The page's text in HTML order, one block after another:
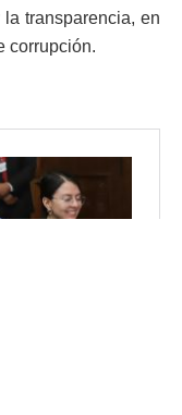
transparencia, en
corrupción.